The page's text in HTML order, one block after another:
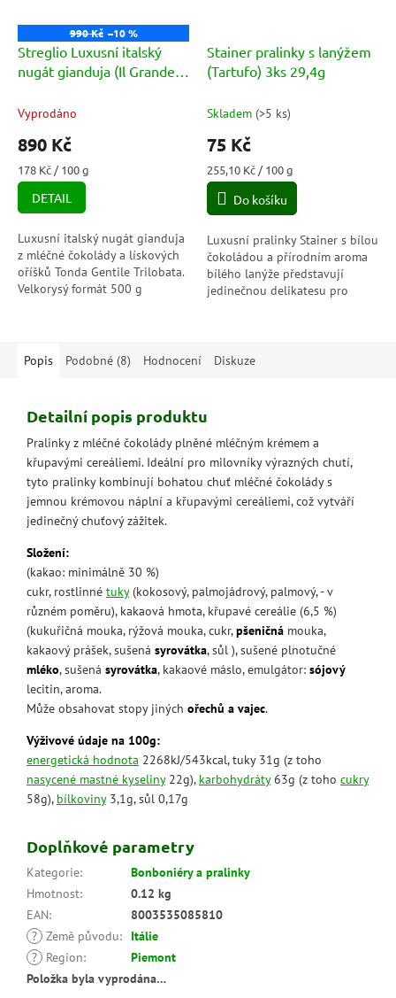
990 Kč –10 %
Streglio Luxusní italský
nugát gianduja (Il Grande)
Vyprodáno
890 Kč
Měrná
cena:
178 Kč / 100 g
DETAIL
Luxusní italský nugát gianduja
z mléčné čokolády a lískových
oříšků Tonda Gentile Trilobata.
Velkorysý formát 500 g
Stainer pralinky s lanýžem
(Tartufo) 3ks 29,4g
Skladem (>5 ks)
75 Kč
Měrná
cena:
255,10 Kč / 100 g
Do košíku
Luxusní pralinky Stainer s bílou
čokoládou a přírodním aroma
bílého lanýže představují
jedinečnou delikatesu pro
Popis
Podobné (8) Hodnocení Diskuze
Detailní popis produktu
Pralinky z mléčné čokolády plněné mléčným krémem a
křupavými cereáliemi. Ideální pro milovníky výrazných chutí,
tyto pralinky kombinují bohatou chuť mléčné čokolády s
jemnou krémovou náplní a křupavými cereáliemi, což vytváří
jedinečný chuťový zážitek.
Složení:
(kakao: minimálně 30 %)
cukr, rostlinné tuky(kokosový, palmojádrový, palmový, - v
různém poměru), kakaová hmota, křupavé cereálie (6,5 %)
(kukuřičná mouka, rýžová mouka, cukr,pšeničná mouka,
kakaový prášek, sušená syrovátka, sůl ), sušené plnotučné
mléko, sušená syrovátka, kakaové máslo, emulgátor: sójový
lecitin, aroma.
Může obsahovat stopy jiných ořechů a vajec.
Výživové údaje na 100g:
energetická hodnota 2268kJ/543kcal, tuky 31g (z toho
nasycené mastné kyseliny22g), karbohydráty63g (z toho cukry
58g), bílkoviny3,1g, sůl 0,17g
Doplňkové parametry
Kategorie:
Bonboniéry a pralinky
Hmotnost:
0.12 kg
EAN:
8003535085810
? Země původu:
Itálie
?
Region:
Piemont
Položka byla vyprodána…